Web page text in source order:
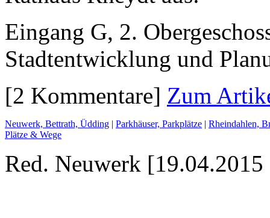
Eingang G, 2.
Stadtentwicklung und
[2 Kommentare] Zum
Neuwerk, Bettrath, Üdding | Parkhäuser, Parkplätze | Rheindahlen,
Plätze & Wege
Red. Neuwerk